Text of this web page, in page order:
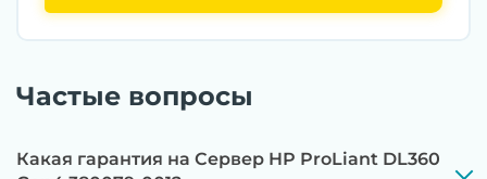
Частые вопросы
Какая гарантия на Сервер HP ProLiant DL360